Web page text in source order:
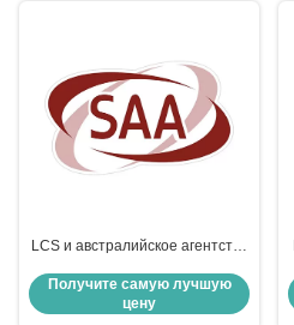
LCS и австралийское агентство
объединили усилия, чтобы
помочь вам выйти на
Получите самую лучшую
цену